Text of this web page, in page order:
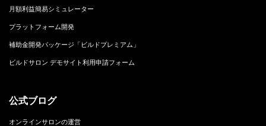
月額利益簡易シミュレーター
プラットフォーム開発
補助金開発パッケージ「ビルドプレミアム」
ビルドサロン デモサイト利用申請フォーム
公式ブログ
オンラインサロンの運営